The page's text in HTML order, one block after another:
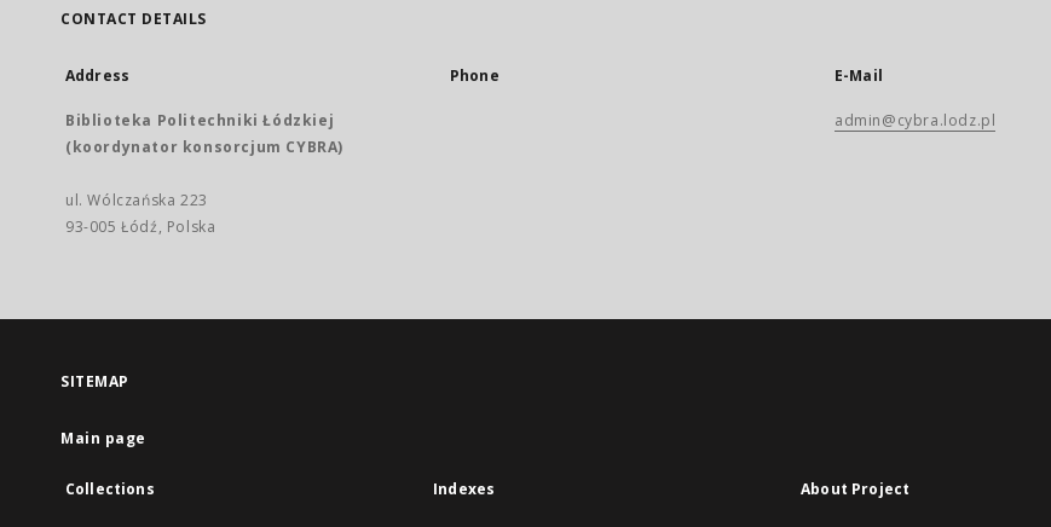
CONTACT DETAILS
Address
Biblioteka Politechniki Łódzkiej
(koordynator konsorcjum CYBRA)
ul. Wólczańska 223
93-005 Łódź, Polska
Phone E-Mail
admin@cybra.lodz.pl
SITEMAP
Main page
Collections Indexes About Project